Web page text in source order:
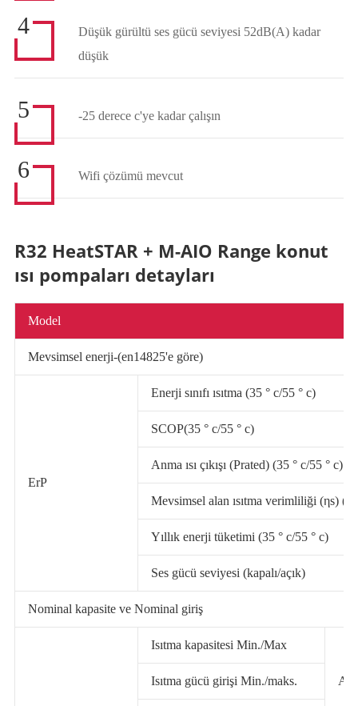
4
Düşük gürültü ses gücü seviyesi 52dB(A) kadar
düşük
5 -25 derece c'ye kadar çalışın
6 Wifi çözümü mevcut
R32 HeatSTAR + M-AIO Range konut
ısı pompaları detayları
Model
Mevsimsel enerji-(en14825'e göre)
ErP
Enerji sınıfı ısıtma (35 ° c/55 ° c)
SCOP(35 ° c/55 ° c)
Anma ısı çıkışı (Prated) (35 ° c/55 ° c)
Mevsimsel alan ısıtma verimliliği (ηs)
Yıllık enerji tüketimi (35 ° c/55 ° c)
Ses gücü seviyesi (kapalı/açık)
Nominal kapasite ve Nominal giriş
Isıtma kapasitesi Min./Max
Isıtma gücü girişi Min./maks.